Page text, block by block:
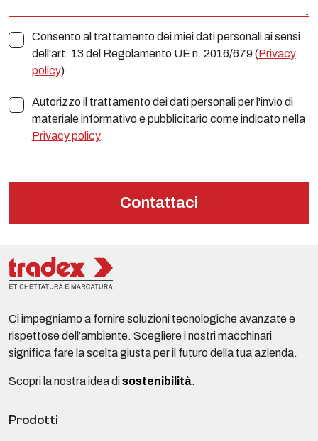
Consento al trattamento dei miei dati personali ai sensi
dell'art. 13 del Regolamento UE n. 2016/679 (Privacy
policy)
Autorizzo il trattamento dei dati personali per l'invio di
materiale informativo e pubblicitario come indicato nella
Privacy policy
Contattaci
Ci impegniamo a fornire soluzioni tecnologiche avanzate e
rispettose dell’ambiente. Scegliere i nostri macchinari
significa fare la scelta giusta per il futuro della tua azienda.
Scopri la nostra idea disostenibilità.
Prodotti